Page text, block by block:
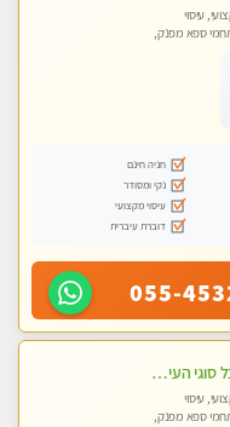
עיסוי
ספא מפנק,
חניה חינם
נקי ומסודר
עיסוי מקצועי
דוברת עיברית
055-
בקרית מוצקין כל סוגי העיסויים מעסה מקצועית ואיכותית פרטי!!!
עיסוי
ספא מפנק,